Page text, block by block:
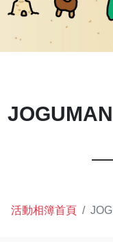
活動相簿首頁